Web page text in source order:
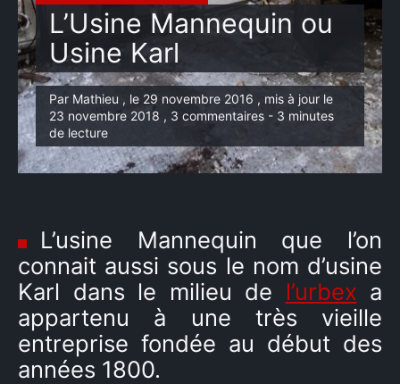
L’Usine Mannequin ou
Usine Karl
Par Mathieu , le 29 novembre 2016 , mis à jour le
23 novembre 2018 , 3 commentaires - 3 minutes
de lecture
L’usine Mannequin que l’on
connait aussi sous le nom d’usine
Karl dans le milieu de l’urbex a
appartenu à une très vieille
entreprise fondée au début des
années 1800.